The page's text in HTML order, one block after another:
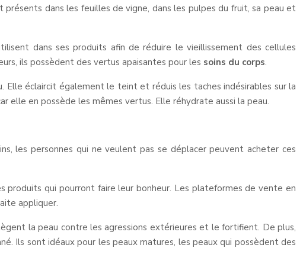
dans les feuilles de vigne, dans les pulpes du fruit, sa peau et
dans ses produits afin de réduire le vieillissement des cellules
ils possèdent des vertus apaisantes pour les soins du corps.
Elle éclaircit également le teint et réduis les taches indésirables sur la
elle en possède les mêmes vertus. Elle réhydrate aussi la peau.
les personnes qui ne veulent pas se déplacer peuvent acheter ces
produits qui pourront faire leur bonheur. Les plateformes de vente en
appliquer.
la peau contre les agressions extérieures et le fortifient. De plus,
Ils sont idéaux pour les peaux matures, les peaux qui possèdent des